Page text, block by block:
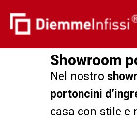
Showroom
Nel nostro
portoncini
casa con stile e